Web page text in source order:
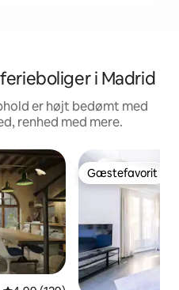
i Madrid
er højt bedømt med
renhed med mere.
Gæstefavorit
Gæstefavorit